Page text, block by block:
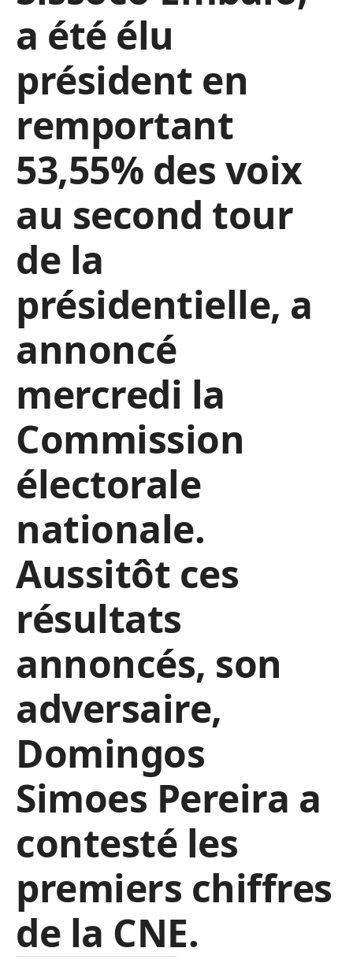
a été élu
président en
remportant
53,55% des voix
au second tour
de la
présidentielle, a
annoncé
mercredi la
Commission
électorale
nationale.
Aussitôt ces
résultats
annoncés, son
adversaire,
Domingos
Simoes Pereira a
contesté les
premiers chiffres
de la CNE.